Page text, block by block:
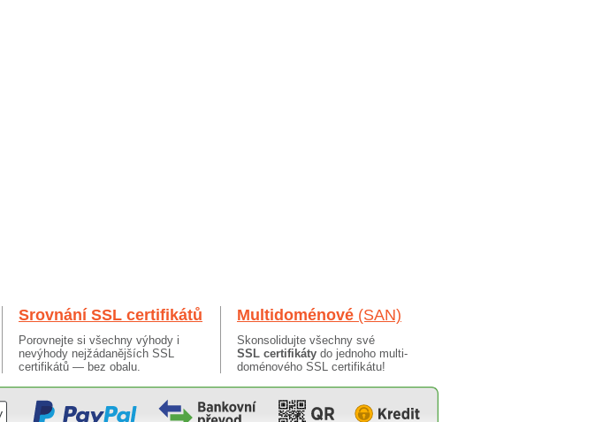
Srovnání SSL certifikátů
Porovnejte si všechny výhody i
nevýhody nejžádanějších SSL
certifikátů — bez obalu.
Multidoménové (SAN)
Skonsolidujte všechny své
SSL certifikáty do jednoho multi-
doménového SSL certifikátu!